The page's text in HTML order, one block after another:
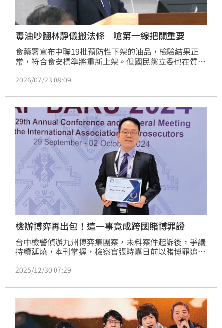
毒油吵翻林靜儀搬法條 嗆第一線把關重要
食藥署宣布中聯19批預防性下架的油品，檢驗結果正
常，符合食安標準將重新上架。但國民黨立委也在質詢
力，對此，衛福部次長林靜儀重申，這19批油品是符合
第一線把關。
2026/07/23 08:09
檢辦博弈再出包！這一事竟成跨國賭博罪證
台中檢警偵辦九州博弈集團案，未料案件起訴後，爭議
持續延燒，本刊掌握，檢察官張時嘉日前以賭博罪追加
30款遊戲已在中國上架涉嫌賭博及洗錢罪，但本刊比對
手機系統認證為純遊戲APP，甚至到目前為止均未上
架，檢察官在起訴的卷證中也不見中國上線的網頁等證
據，最離譜的是，檢察官竟然把其他合法線上遊戲幣流
全計入438億
2025/12/30 07:29